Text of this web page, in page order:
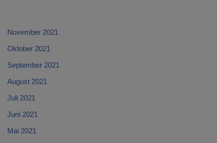
November 2021
Oktober 2021
September 2021
August 2021
Juli 2021
Juni 2021
Mai 2021